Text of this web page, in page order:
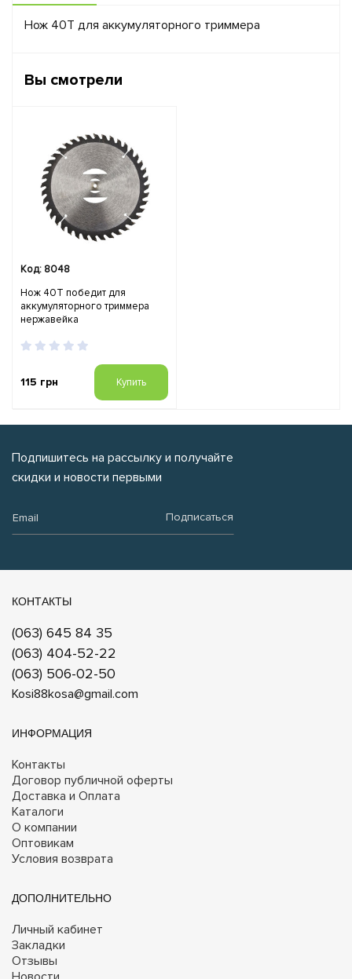
Нож 40Т для аккумуляторного триммера
Вы смотрели
Код: 8048
Нож 40Т победит для
аккумуляторного триммера
нержавейка
115 грн Купить
Подпишитесь на рассылку и получайте
скидки и новости первыми
Подписаться
КОНТАКТЫ
(063) 645 84 35
(063) 404-52-22
(063) 506-02-50
Kosi88kosa@gmail.com
ИНФОРМАЦИЯ
Контакты
Договор публичной оферты
Доставка и Оплата
Каталоги
О компании
Оптовикам
Условия возврата
ДОПОЛНИТЕЛЬНО
Личный кабинет
Закладки
Отзывы